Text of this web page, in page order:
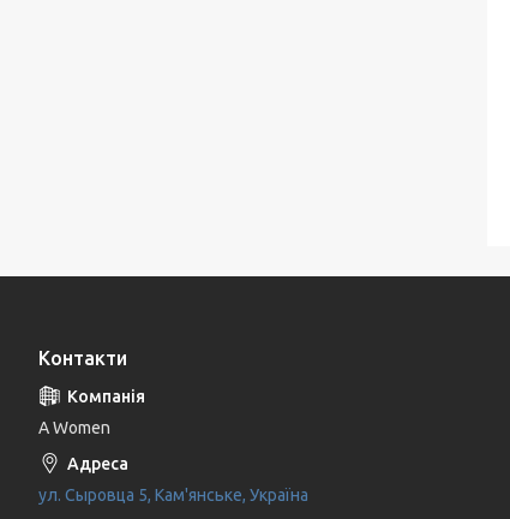
Контакти
A Women
ул. Сыровца 5, Кам'янське, Україна